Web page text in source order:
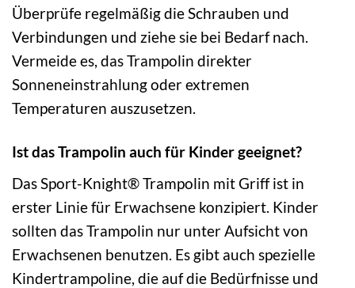
Überprüfe regelmäßig die Schrauben und
Verbindungen und ziehe sie bei Bedarf nach.
Vermeide es, das Trampolin direkter
Sonneneinstrahlung oder extremen
Temperaturen auszusetzen.
Ist das Trampolin auch für Kinder geeignet?
Das Sport-Knight® Trampolin mit Griff ist in
erster Linie für Erwachsene konzipiert. Kinder
sollten das Trampolin nur unter Aufsicht von
Erwachsenen benutzen. Es gibt auch spezielle
Kindertrampoline, die auf die Bedürfnisse und